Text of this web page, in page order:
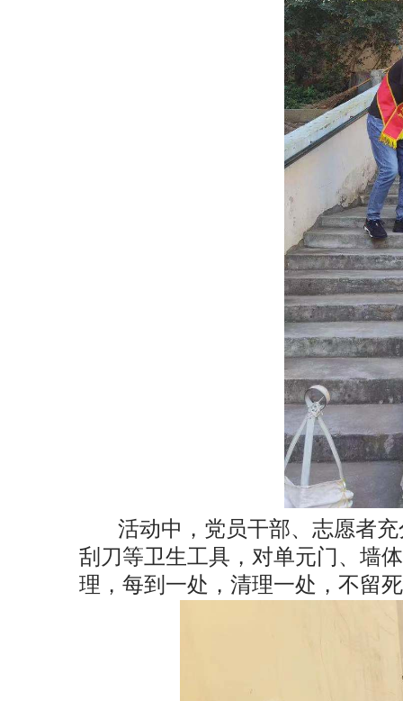
活动中，党员干部、志愿者
刮刀等卫生工具，对单元门、墙
理，每到一处，清理一处，不留